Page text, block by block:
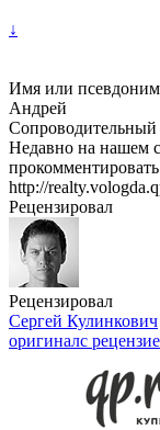
↓
Имя или псевдоним
Андрей
Сопроводительный
Недавно на нашем
http://
Рецензировал
Рецензировал
Сергей Кулинкович
оригиналс